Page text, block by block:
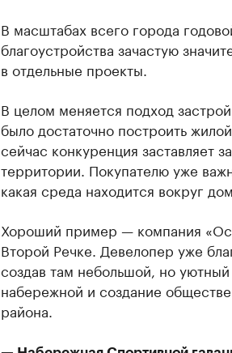
В масштабах всего города
благоустройства зачастую
в отдельные проекты.
В целом меняется подход
было достаточно построить
сейчас конкуренция заставляет
территории. Покупателю уже
какая среда находится вокруг
Хороший пример — компания
Второй Речке. Девелопер уже
создав там небольшой, но
набережной и создание
района.